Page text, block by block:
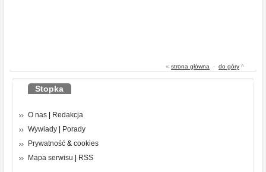
« strona główna - do góry ^
Stopka
O nas
Redakcja
Wywiady
Porady
Prywatność & cookies
Mapa serwisu
RSS